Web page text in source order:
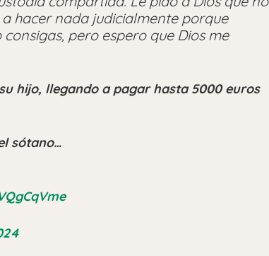
hacer nada judicialmente porque
pero espero que Dios me
hijo, llegando a pagar hasta 5000 euros
sótano…